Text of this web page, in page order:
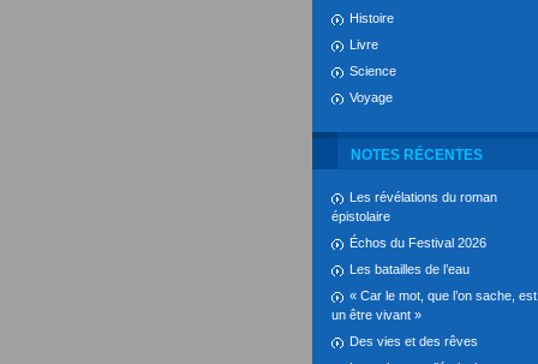
Histoire
Livre
Science
Voyage
NOTES RÉCENTES
Les révélations du roman
épistolaire
Échos du Festival 2026
Les batailles de l’eau
« Car le mot, que l’on sache, est
un être vivant »
Des vies et des rêves